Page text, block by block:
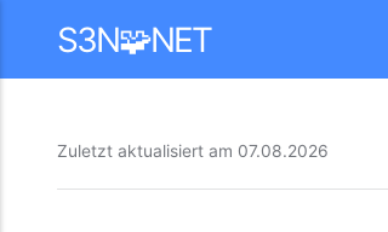
S3N🧩NET
Zuletzt aktualisiert am 07.08.2026